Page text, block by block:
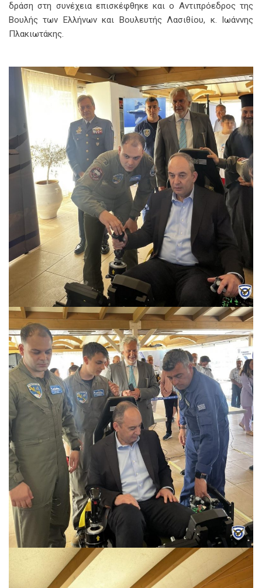
δράση στη συνέχεια επισκέφθηκε και ο Αντιπρόεδρος της
Βουλής των Ελλήνων και Βουλευτής Λασιθίου, κ. Ιωάννης
Πλακιωτάκης.